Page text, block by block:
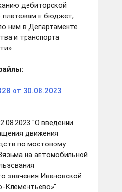
дебиторской
платежам в бюджет,
ним в Департаменте
и транспорта
от 30.08.2023
"О введении
движения
по мостовому
на автомобильной
значения Ивановской
Клементьево»"